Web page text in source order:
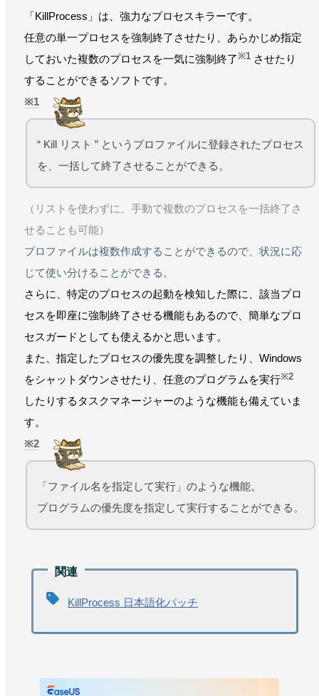
「KillProcess」は、強力なプロセスキラーです。
任意の単一プロセスを強制終了させたり、あらかじめ指定
しておいた複数のプロセスを一気に強制終了※1 させたり
することができるソフトです。
1
“ Kill リスト ” というプロファイルに登録されたプロセス
を、一括して終了させることができる。
（リストを使わずに、手動で複数のプロセスを一括終了さ
せることも可能）
プロファイルは複数作成することができるので、状況に応
じて使い分けることができる。
さらに、特定のプロセスの起動を検知した際に、該当プロ
セスを即座に強制終了させる機能もあるので、簡単なプロ
セスガードとしても使えるかと思います。
また、指定したプロセスの優先度を調整したり、Windows
をシャットダウンさせたり、任意のプログラムを実行※2
したりするタスクマネージャーのような機能も備えていま
す。
2
「ファイル名を指定して実行」のような機能。
プログラムの優先度を指定して実行することができる。
KillProcess 日本語化パッチ